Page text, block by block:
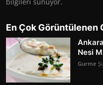
En Çok Görüntülenen
Nesi
Gurme